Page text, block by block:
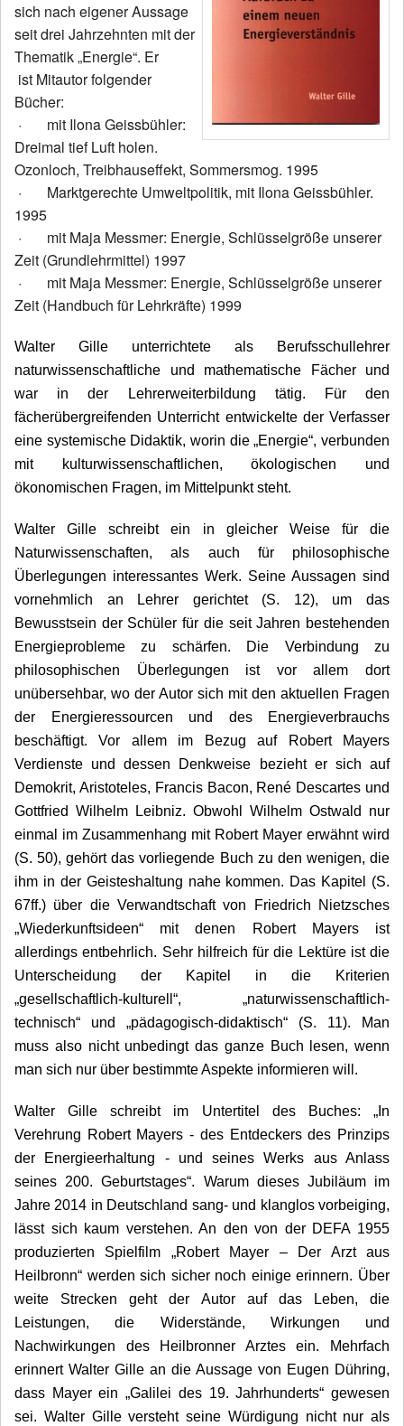
sich nach eigener Aussage
seit drei Jahrzehnten mit der
Thematik „Energie“. Er
ist Mitautor folgender
Bücher:
·
mit Ilona Geissbühler:
Dreimal tief Luft holen.
Ozonloch, Treibhauseffekt, Sommersmog. 1995
·
Marktgerechte Umweltpolitik, mit Ilona Geissbühler.
1995
·
mit Maja Messmer: Energie, Schlüsselgröße unserer
Zeit (Grundlehrmittel) 1997
·
mit Maja Messmer: Energie, Schlüsselgröße unserer
Zeit (Handbuch für Lehrkräfte) 1999
Walter Gille unterrichtete als Berufsschullehrer
naturwissenschaftliche und mathematische Fächer und
war in der Lehrerweiterbildung tätig. Für den
fächerübergreifenden Unterricht entwickelte der Verfasser
eine systemische Didaktik, worin die „Energie“, verbunden
mit kulturwissenschaftlichen, ökologischen und
ökonomischen Fragen, im Mittelpunkt steht.
Walter Gille schreibt ein in gleicher Weise für die
Naturwissenschaften, als auch für philosophische
Überlegungen interessantes Werk. Seine Aussagen sind
vornehmlich an Lehrer gerichtet (S. 12), um das
Bewusstsein der Schüler für die seit Jahren bestehenden
Energieprobleme zu schärfen. Die Verbindung zu
philosophischen Überlegungen ist vor allem dort
unübersehbar, wo der Autor sich mit den aktuellen Fragen
der Energieressourcen und des Energieverbrauchs
beschäftigt. Vor allem im Bezug auf Robert Mayers
Verdienste und dessen Denkweise bezieht er sich auf
Demokrit, Aristoteles, Francis Bacon, René Descartes und
Gottfried Wilhelm Leibniz. Obwohl Wilhelm Ostwald nur
einmal im Zusammenhang mit Robert Mayer erwähnt wird
(S. 50), gehört das vorliegende Buch zu den wenigen, die
ihm in der Geisteshaltung nahe kommen. Das Kapitel (S.
67ff.) über die Verwandtschaft von Friedrich Nietzsches
„Wiederkunftsideen“ mit denen Robert Mayers ist
allerdings entbehrlich. Sehr hilfreich für die Lektüre ist die
Unterscheidung der Kapitel in die Kriterien
„gesellschaftlich-kulturell“, „naturwissenschaftlich-
technisch“ und „pädagogisch-didak­tisch“ (S. 11). Man
muss also nicht unbedingt das ganze Buch lesen, wenn
man sich nur über bestimmte Aspekte informieren will.
Walter Gille schreibt im Untertitel des Buches: „In
Verehrung Robert Mayers - des Entdeckers des Prinzips
der Energieerhaltung - und seines Werks aus Anlass
seines 200. Geburtstages“. Warum dieses Jubiläum im
Jahre 2014 in Deutschland sang- und klanglos vorbeiging,
lässt sich kaum verstehen. An den von der DEFA 1955
produzierten Spielfilm „Robert Mayer – Der Arzt aus
Heilbronn“ werden sich sicher noch einige erinnern. Über
weite Strecken geht der Autor auf das Leben, die
Leistungen, die Widerstände, Wirkungen und
Nachwirkungen des Heilbronner Arztes ein. Mehrfach
erinnert Walter Gille an die Aussage von Eugen Dühring,
dass Mayer ein „Galilei des 19. Jahrhunderts“ gewesen
sei. Walter Gille versteht seine Würdigung nicht nur als